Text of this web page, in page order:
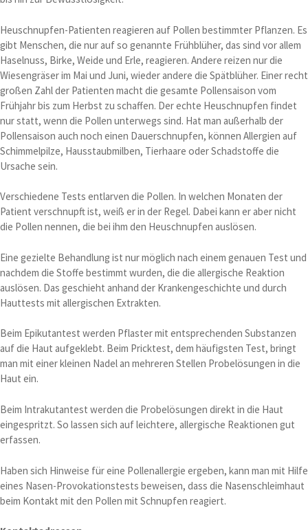
Heuschnupfen-Patienten reagieren auf Pollen bestimmter Pflanzen. Es
gibt Menschen, die nur auf so genannte Frühblüher, das sind vor allem
Haselnuss, Birke, Weide und Erle, reagieren. Andere reizen nur die
Wiesengräser im Mai und Juni, wieder andere die Spätblüher. Einer recht
großen Zahl der Patienten macht die gesamte Pollensaison vom
Frühjahr bis zum Herbst zu schaffen. Der echte Heuschnupfen findet
nur statt, wenn die Pollen unterwegs sind. Hat man außerhalb der
Pollensaison auch noch einen Dauerschnupfen, können Allergien auf
Schimmelpilze, Hausstaubmilben, Tierhaare oder Schadstoffe die
Ursache sein.
Verschiedene Tests entlarven die Pollen. In welchen Monaten der
Patient verschnupft ist, weiß er in der Regel. Dabei kann er aber nicht
die Pollen nennen, die bei ihm den Heuschnupfen auslösen.
Eine gezielte Behandlung ist nur möglich nach einem genauen Test und
nachdem die Stoffe bestimmt wurden, die die allergische Reaktion
auslösen. Das geschieht anhand der Krankengeschichte und durch
Hauttests mit allergischen Extrakten.
Beim Epikutantest werden Pflaster mit entsprechenden Substanzen
auf die Haut aufgeklebt. Beim Pricktest, dem häufigsten Test, bringt
man mit einer kleinen Nadel an mehreren Stellen Probelösungen in die
Haut ein.
Beim Intrakutantest werden die Probelösungen direkt in die Haut
eingespritzt. So lassen sich auf leichtere, allergische Reaktionen gut
erfassen.
Haben sich Hinweise für eine Pollenallergie ergeben, kann man mit Hilfe
eines Nasen-Provokationstests beweisen, dass die Nasenschleimhaut
beim Kontakt mit den Pollen mit Schnupfen reagiert.